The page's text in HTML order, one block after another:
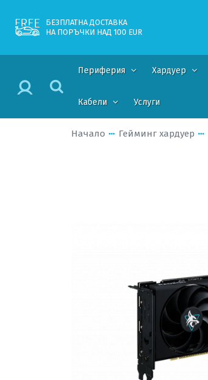
БЕЗПЛАТНА ДОСТАВКА
НА ПОРЪЧКИ НАД 100 EUR
Периферия Хардуер
Кабели Услуги
Начало Гейминг хардуер